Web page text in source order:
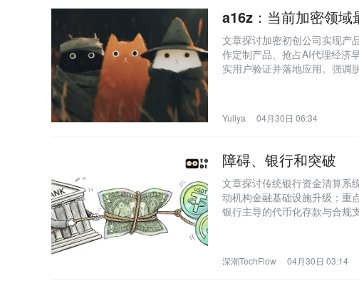
a16z：当前加密领
文章探讨加密初创公司实现产
作定制产品、抢占AI代理经济
实用户验证并落地应用。强调
Yuliya 04月30日 06:34
障碍、银行和突破
文章探讨传统银行资金清算系
动机构金融基础设施升级；重
银行主导的代币化存款与合规
深潮TechFlow 04月30日 03:14